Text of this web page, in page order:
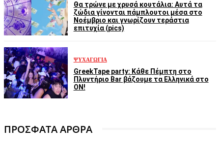
Θα τρώνε με χρυσά κουτάλια: Αυτά τα
ζώδια γίνονται πάμπλουτοι μέσα στο
Νοέμβριο και γνωρίζουν τεράστια
επιτυχία (pics)
ΨΥΧΑΓΩΓΊΑ
GreekTape party: Κάθε Πέμπτη στο
Πλυντήριο Bar βάζουμε τα Ελληνικά στο
ON!
ΠΡΟΣΦΑΤΑ ΑΡΘΡΑ